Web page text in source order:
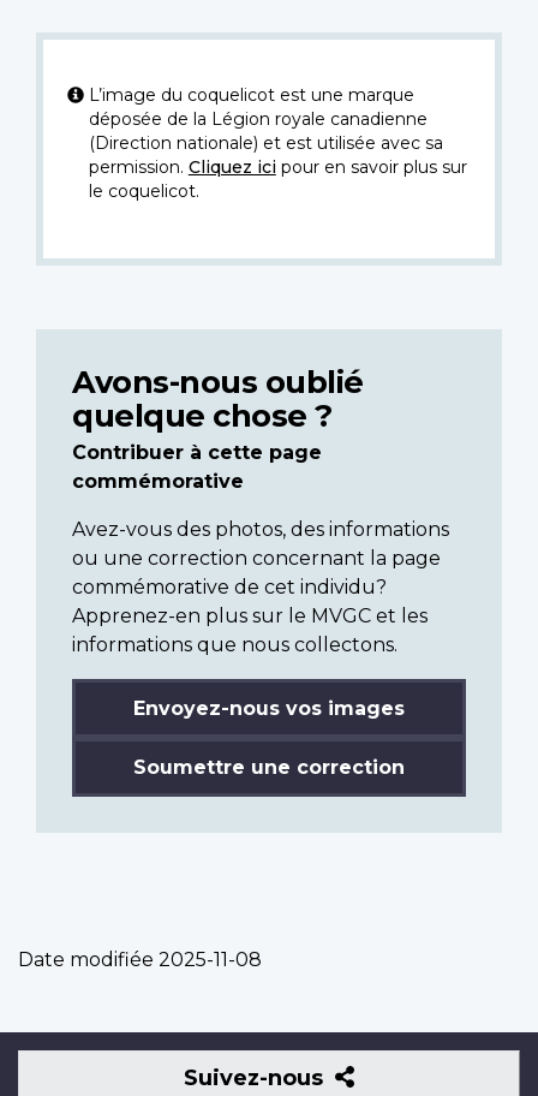
L’image du coquelicot est une marque
déposée de la Légion royale canadienne
(Direction nationale) et est utilisée avec sa
permission. Cliquez icipour en savoir plus sur
le coquelicot.
Avons-nous oublié
quelque chose ?
Contribuer à cette page
commémorative
Avez-vous des photos, des informations
ou une correction concernant la page
commémorative de cet individu?
Apprenez-en plus sur le MVGC et les
informations que nous collectons.
Envoyez-nous vos images
Soumettre une correction
Date modifiée 2025-11-08
Suivez-nous
Suivez-